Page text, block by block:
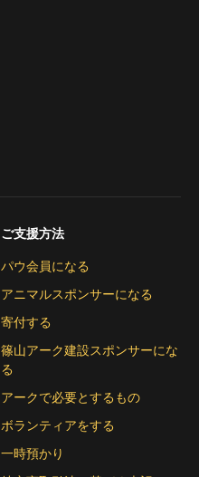
ご支援方法
パウ会員になる
アニマルスポンサーになる
寄付する
篠山アーク建設スポンサーにな
る
アークで必要とするもの
ボランティアをする
一時預かり